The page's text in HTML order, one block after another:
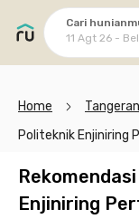
Cari
11 Agt 26 -
Home
Politeknik Enjiniring
Enjiniring